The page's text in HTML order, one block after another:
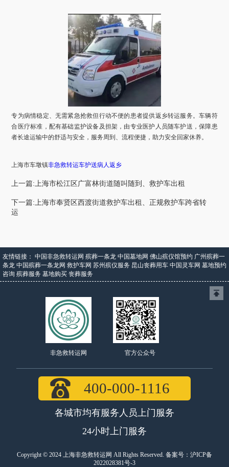
专为病情稳定、无需紧急抢救但行动不便的患者提供返乡转运服务。车辆符
合医疗标准，配有基础监护设备及担架，由专业医护人员随车护送，保障患
者长途运输中的舒适与安全，服务周到、流程便捷，助力安全回家休养。
上海市车墩镇非急救转运车护送病人返乡
上一篇:上海市松江区广富林街道随叫随到、救护车出租
下一篇:上海市奉贤区西渡街道救护车出租、正规救护车跨省转
运
友情链接： 中国非急救转运网 殡葬一条龙 中国墓地网 佛山殡仪馆预约 广州殡葬一
条龙 中国殡葬一条龙网 救护车网 苏州殡仪服务 昆山丧葬用车 中国灵车网 墓地预约
咨询 殡葬服务 墓地购买 丧葬服务
非急救转运网 官方公众号
400-000-1116
各城市均有服务人员上门服务
24小时上门服务
Copyright © 2024 上海非急救转运网 All Rights Reserved. 备案号： 沪ICP备
2022028381号-3